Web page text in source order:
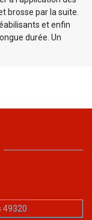
brosse par la suite.
et enfin
durée. Un
49320